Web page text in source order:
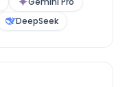
DeepSeek